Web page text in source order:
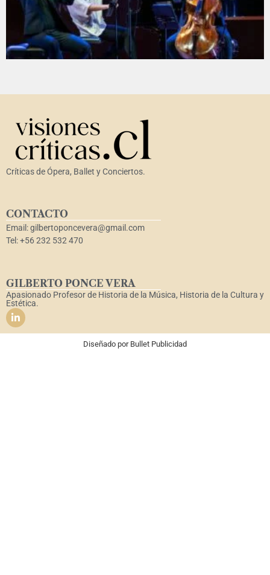
Críticas de Ópera, Ballet y Conciertos.
CONTACTO
Email: gilbertoponcevera@gmail.com
Tel: +56 232 532 470
GILBERTO PONCE VERA
Apasionado Profesor de Historia de la Música, Historia de la Cultura y
Estética.
Diseñado por Bullet Publicidad